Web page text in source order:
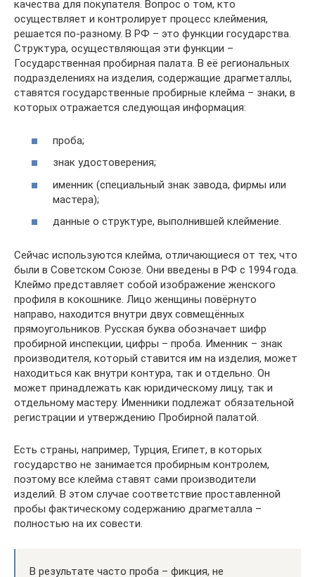
качества для покупателя. Вопрос о том, кто
осуществляет и контролирует процесс клеймения,
решается по-разному. В РФ – это функции государства.
Структура, осуществляющая эти функции –
Государственная пробирная палата. В её региональных
подразделениях на изделия, содержащие драгметаллы,
ставятся государственные пробирные клейма – знаки, в
которых отражается следующая информация:
проба;
знак удостоверения;
именник (специальный знак завода, фирмы или
мастера);
данные о структуре, выполнившей клеймение.
Сейчас используются клейма, отличающиеся от тех, что
были в Советском Союзе. Они введены в РФ с 1994 года.
Клеймо представляет собой изображение женского
профиля в кокошнике. Лицо женщины повёрнуто
направо, находится внутри двух совмещённых
прямоугольников. Русская буква обозначает шифр
пробирной инспекции, цифры – проба. Именник – знак
производителя, который ставится им на изделия, может
находиться как внутри контура, так и отдельно. Он
может принадлежать как юридическому лицу, так и
отдельному мастеру. Именники подлежат обязательной
регистрации и утверждению Пробирной палатой.
Есть страны, например, Турция, Египет, в которых
государство не занимается пробирным контролем,
поэтому все клейма ставят сами производители
изделий. В этом случае соответствие проставленной
пробы фактическому содержанию драгметалла –
полностью на их совести.
В результате часто проба – фикция, не